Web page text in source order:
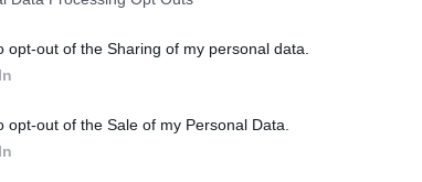
opt-out of the Sharing of my personal data.
opt-out of the Sale of my Personal Data.
saunassa, mutta hän ei ole